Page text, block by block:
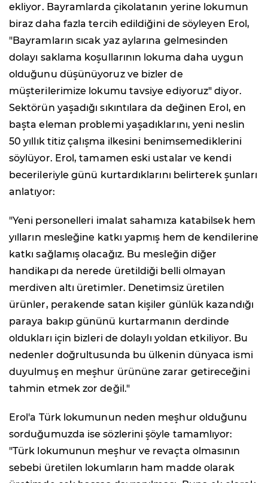
ekliyor. Bayramlarda çikolatanın yerine lokumun
biraz daha fazla tercih edildiğini de söyleyen Erol,
"Bayramların sıcak yaz aylarına gelmesinden
dolayı saklama koşullarının lokuma daha uygun
olduğunu düşünüyoruz ve bizler de
müşterilerimize lokumu tavsiye ediyoruz" diyor.
Sektörün yaşadığı sıkıntılara da değinen Erol, en
başta eleman problemi yaşadıklarını, yeni neslin
50 yıllık titiz çalışma ilkesini benimsemediklerini
söylüyor. Erol, tamamen eski ustalar ve kendi
becerileriyle günü kurtardıklarını belirterek şunları
anlatıyor:
"Yeni personelleri imalat sahamıza katabilsek hem
yılların mesleğine katkı yapmış hem de kendilerine
katkı sağlamış olacağız. Bu mesleğin diğer
handikapı da nerede üretildiği belli olmayan
merdiven altı üretimler. Denetimsiz üretilen
ürünler, perakende satan kişiler günlük kazandığı
paraya bakıp gününü kurtarmanın derdinde
oldukları için bizleri de dolaylı yoldan etkiliyor. Bu
nedenler doğrultusunda bu ülkenin dünyaca ismi
duyulmuş en meşhur ürününe zarar getireceğini
tahmin etmek zor değil."
Erol'a Türk lokumunun neden meşhur olduğunu
sorduğumuzda ise sözlerini şöyle tamamlıyor:
"Türk lokumunun meşhur ve revaçta olmasının
sebebi üretilen lokumların ham madde olarak